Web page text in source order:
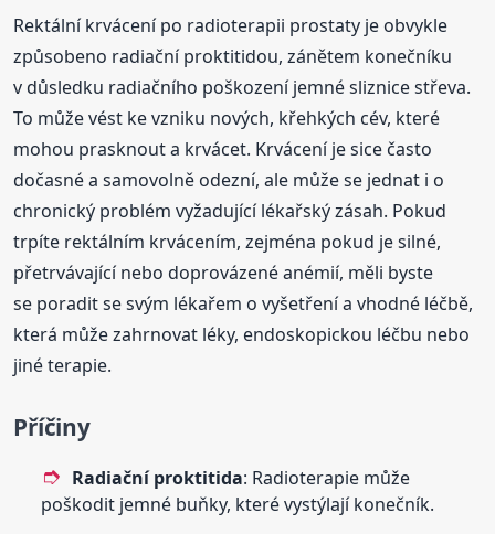
Rektální krvácení po radioterapii prostaty je obvykle
způsobeno radiační proktitidou, zánětem konečníku
v důsledku radiačního poškození jemné sliznice střeva.
To může vést ke vzniku nových, křehkých cév, které
mohou prasknout a krvácet. Krvácení je sice často
dočasné a samovolně odezní, ale může se jednat i o
chronický problém vyžadující lékařský zásah. Pokud
trpíte rektálním krvácením, zejména pokud je silné,
přetrvávající nebo doprovázené anémií, měli byste
se poradit se svým lékařem o vyšetření a vhodné léčbě,
která může zahrnovat léky, endoskopickou léčbu nebo
jiné terapie.
Příčiny
Radiační proktitida: Radioterapie může
poškodit jemné buňky, které vystýlají konečník.